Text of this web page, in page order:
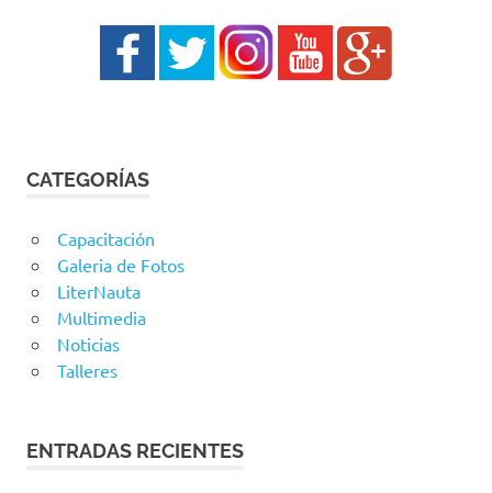
CATEGORÍAS
Capacitación
Galeria de Fotos
LiterNauta
Multimedia
Noticias
Talleres
ENTRADAS RECIENTES